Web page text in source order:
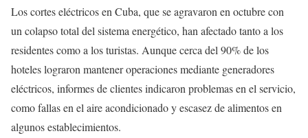
Los cortes eléctricos en Cuba, que se agravaron en octubre con
un colapso total del sistema energético, han afectado tanto a los
residentes como a los turistas. Aunque cerca del 90% de los
hoteles lograron mantener operaciones mediante generadores
eléctricos, informes de clientes indicaron problemas en el servicio,
como fallas en el aire acondicionado y escasez de alimentos en
algunos establecimientos.